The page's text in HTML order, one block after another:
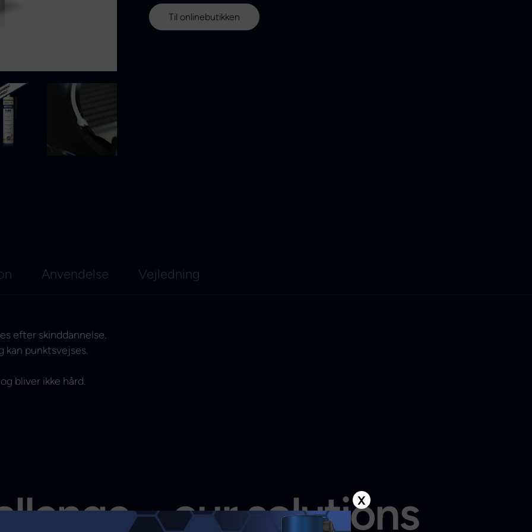
Til onlinebutikken
Anvendelse Vejledning
efter skinddannelse.
kan punktsvejses.
bliver ikke hård.
– our solutions
X